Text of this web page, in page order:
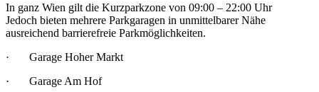
In ganz Wien gilt die Kurzparkzone von 09:00 – 22:00 Uhr
Jedoch bieten mehrere Parkgaragen in unmittelbarer Nähe
ausreichend barrierefreie Parkmöglichkeiten.
· Garage Hoher Markt
· Garage Am Hof